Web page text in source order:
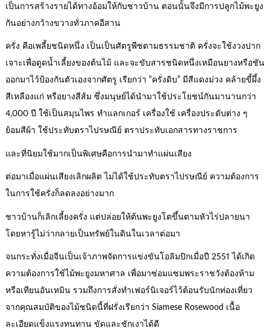
เป็นการสร้างรายได้ทางอ้อมให้กับชาวบ้าน ตอนนั้นจึงมีการปลูกไม้พะยูง
กันอย่างกว้างขวางทั่วภาคอีสาน
ครั่ง คือเพลี้ยชนิดหนึ่ง เป็นเป็นศัตรูพืชตามธรรมชาติ ครั่งจะใช้งวงปาก
เจาะเพื่อดูดน้ำเลี้ยงของต้นไม้ และจะขับสารชนิดหนึ่งเหมือนยางหรือชัน
ออกมาไว้ป้องกันตัวเองจากศัตรู เรียกว่า “ครั่งดิบ” มีสีแดงม่วง คล้ายขี้ผึ้ง
สีเหลืองแก่ หรือยางสีส้ม ซึ่งมนุษย์ได้นำมาใช้ประโยชน์กันมานานกว่า
4,000 ปี ใช้เป็นสมุนไพร ทำแลกเกอร์ เครื่องใช้ เครื่องประดับต่าง ๆ
ย้อมสีผ้า ใช้ประทับตราไปรษณีย์ ตราประทับเอกสารทางราชการ
และที่นิยมใช้มากเป็นพิเศษคือการนำมาทำแผ่นเสียง
ต่อมาเมื่อแผ่นเสียงเลิกผลิต ไม่ได้ใช้ประทับตราไปรษณีย์ ความต้องการ
ในการใช้ครั่งก็ลดลงอย่างมาก
ชาวบ้านก็เลิกเลี้ยงครั่ง แต่ปล่อยให้ต้นพะยูงโตขึ้นตามหัวไร่ปลายนา
โดยหารู้ไม่ว่ากลายเป็นทรัพย์ในดินในเวลาต่อมา
จนกระทั่งเมื่อจีนเป็นเจ้าภาพจัดการแข่งขันโอลิมปิกเมื่อปี 2551 ได้เกิด
ความต้องการใช้ไม้พะยูงมหาศาล เพื่อมาซ่อมแซมพระราชวังต้องห้าม
หรือเทียนอันเหมิน รวมถึงการสั่งทำเฟอร์นิเจอร์ไว้ต้อนรับนักท่องเที่ยว
จากคุณสมบัติของไม้ชนิดนี้ที่ฝรั่งเรียกว่า Siamese Rosewood เนื้อ
ละเอียดแข็งแรงทนทาน ขัดและชักเงาได้ดี